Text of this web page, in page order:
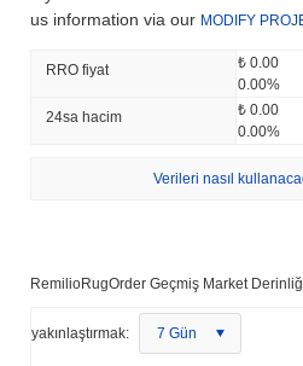
us information via our MODIFY
RRO fiyat
₺ 0.00
0.00%
24sa hacim
₺ 0.00
0.00%
Verileri nasıl
RemilioRugOrder Geçmiş Market
yakınlaştırmak: 7 Gün